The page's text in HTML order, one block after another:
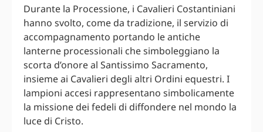
Durante la Processione, i Cavalieri Costantiniani
hanno svolto, come da tradizione, il servizio di
accompagnamento portando le antiche
lanterne processionali che simboleggiano la
scorta d’onore al Santissimo Sacramento,
insieme ai Cavalieri degli altri Ordini equestri. I
lampioni accesi rappresentano simbolicamente
la missione dei fedeli di diffondere nel mondo la
luce di Cristo.